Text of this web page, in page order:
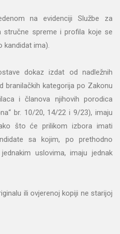
na evidenciji Službe za
stručne spreme i profila koje se
kandidat ima).
dokaz izdat od nadležnih
branilačkih kategorija po Zakonu
i članova njihovih porodica
br. 10/20, 14/22 i 9/23), imaju
što će prilikom izbora imati
sa kojim, po prethodno
uslovima, imaju jednak
ili ovjerenoj kopiji ne starijoj